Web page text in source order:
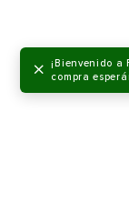
×
¡Bienvenido a
compra